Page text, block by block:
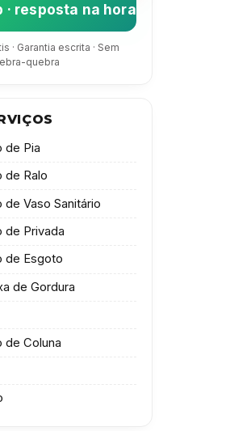
· resposta na hora
· Garantia escrita · Sem
quebra
de Pia
de Ralo
Vaso Sanitário
de Privada
de Esgoto
de Gordura
de Coluna